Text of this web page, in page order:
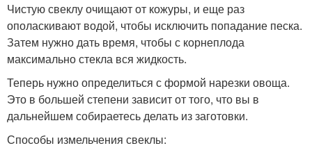
Чистую свеклу очищают от кожуры, и еще раз
ополаскивают водой, чтобы исключить попадание песка.
Затем нужно дать время, чтобы с корнеплода
максимально стекла вся жидкость.
Теперь нужно определиться с формой нарезки овоща.
Это в большей степени зависит от того, что вы в
дальнейшем собираетесь делать из заготовки.
Способы измельчения свеклы: